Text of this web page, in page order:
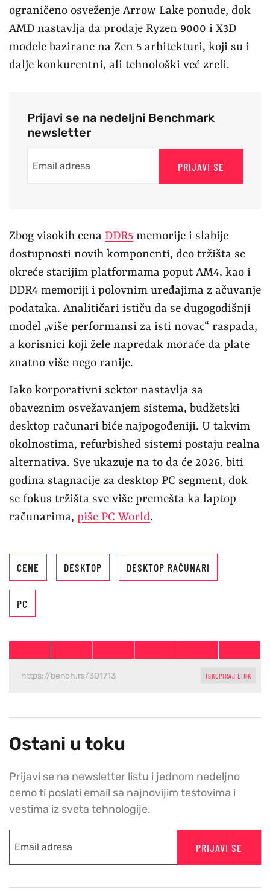
ograničeno osveženje Arrow Lake ponude, dok
AMD nastavlja da prodaje Ryzen 9000 i X3D
modele bazirane na Zen 5 arhitekturi, koji su i
dalje konkurentni, ali tehnološki već zreli.
Prijavi se na nedeljni Benchmark
newsletter
PRIJAVI SE
Zbog visokih cena DDR5 memorije i slabije
dostupnosti novih komponenti, deo tržišta se
okreće starijim platformama poput AM4, kao i
DDR4 memoriji i polovnim uređajima z ačuvanje
podataka. Analitičari ističu da se dugogodišnji
model „više performansi za isti novac“ raspada,
a korisnici koji žele napredak moraće da plate
znatno više nego ranije.
Iako korporativni sektor nastavlja sa
obaveznim osvežavanjem sistema, budžetski
desktop računari biće najpogođeniji. U takvim
okolnostima, refurbished sistemi postaju realna
alternativa. Sve ukazuje na to da će 2026. biti
godina stagnacije za desktop PC segment, dok
se fokus tržišta sve više premešta ka laptop
računarima, piše PC World.
CENE DESKTOP DESKTOP RAČUNARI
PC
ISKOPIRAJ LINK
Ostani u toku
Prijavi se na newsletter listu i jednom nedeljno
cemo ti poslati email sa najnovijim testovima i
vestima iz sveta tehnologije.
PRIJAVI SE